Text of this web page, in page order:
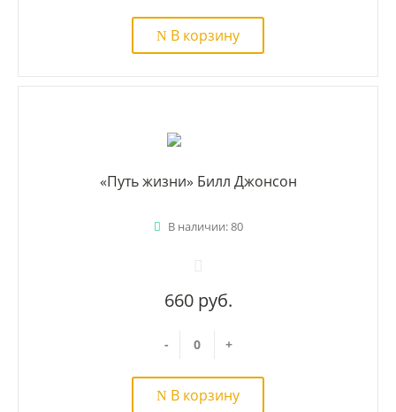
В корзину
«Путь жизни» Билл Джонсон
В наличии: 80
660 руб.
- +
В корзину